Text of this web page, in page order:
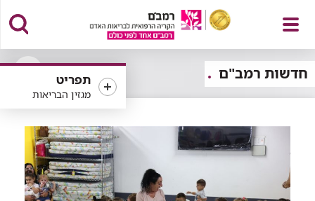
פתח
תפריט
תפריט
מגזין הבריאות
חדשות רמב"ם
של